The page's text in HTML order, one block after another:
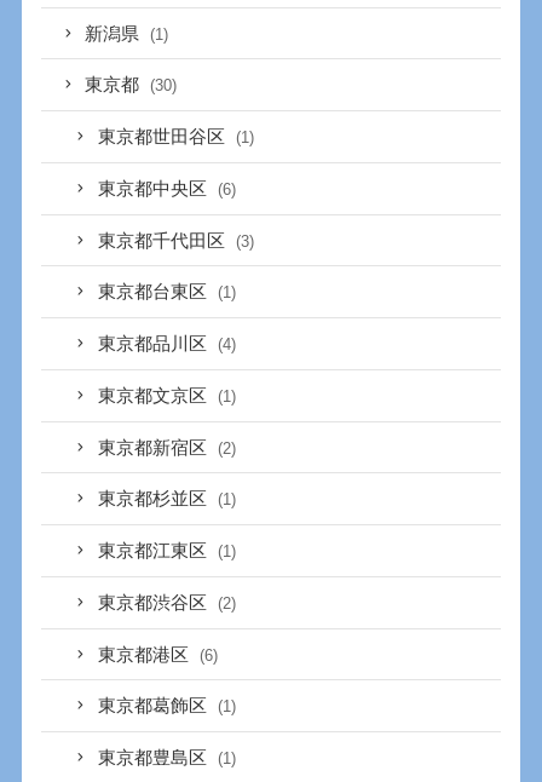
新潟県 (1)
東京都 (30)
東京都世田谷区 (1)
東京都中央区 (6)
東京都千代田区 (3)
東京都台東区 (1)
東京都品川区 (4)
東京都文京区 (1)
東京都新宿区 (2)
東京都杉並区 (1)
東京都江東区 (1)
東京都渋谷区 (2)
東京都港区 (6)
東京都葛飾区 (1)
東京都豊島区 (1)